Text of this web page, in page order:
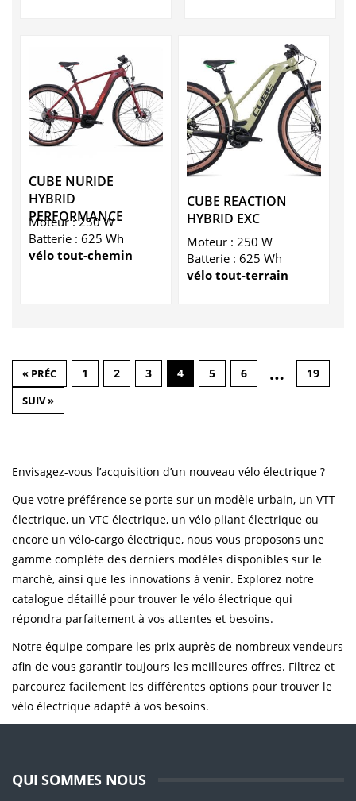
CUBE NURIDE
HYBRID
PERFORMANCE
Moteur : 250 W
Batterie : 625 Wh
vélo tout-chemin
CUBE REACTION
HYBRID EXC
Moteur : 250 W
Batterie : 625 Wh
vélo tout-terrain
« PRÉC 1 2 3 4 5 6 … 19
SUIV »
Envisagez-vous l’acquisition d’un nouveau vélo électrique ?
Que votre préférence se porte sur un modèle urbain, un VTT
électrique, un VTC électrique, un vélo pliant électrique ou
encore un vélo-cargo électrique, nous vous proposons une
gamme complète des derniers modèles disponibles sur le
marché, ainsi que les innovations à venir. Explorez notre
catalogue détaillé pour trouver le vélo électrique qui
répondra parfaitement à vos attentes et besoins.
Notre équipe compare les prix auprès de nombreux vendeurs
afin de vous garantir toujours les meilleures offres. Filtrez et
parcourez facilement les différentes options pour trouver le
vélo électrique adapté à vos besoins.
QUI SOMMES NOUS